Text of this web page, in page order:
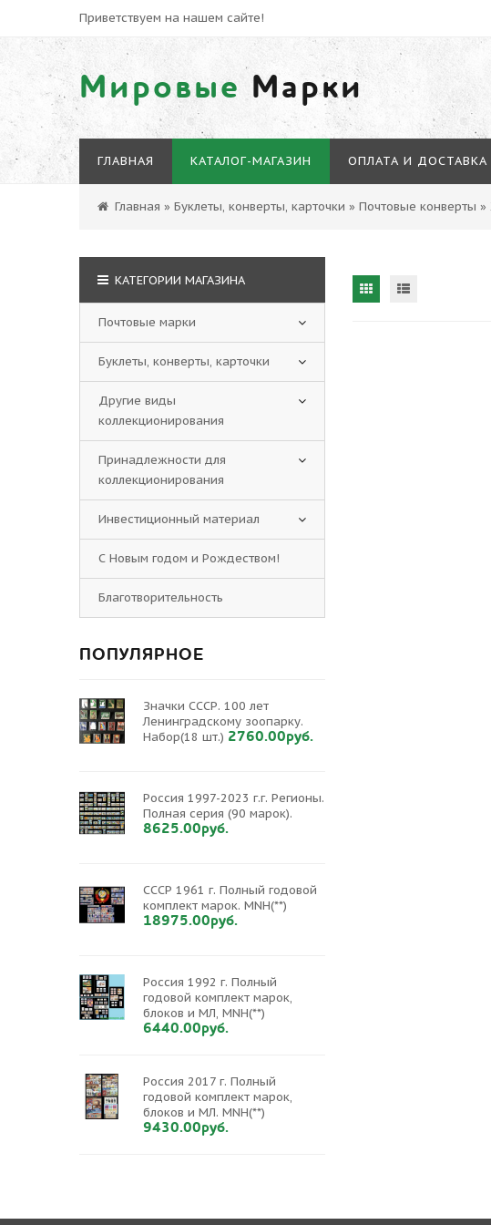
Приветствуем на нашем сайте!
Мировые Марки
ГЛАВНАЯ КАТАЛОГ-МАГАЗИН ОПЛАТА И ДОСТАВКА
Главная » Буклеты, конверты, карточки » Почтовые конверты »
КАТЕГОРИИ МАГАЗИНА
Почтовые марки
Буклеты, конверты, карточки
Другие виды
коллекционирования
Принадлежности для
коллекционирования
Инвестиционный материал
С Новым годом и Рождеством!
Благотворительность
ПОПУЛЯРНОЕ
Значки СССР. 100 лет
Ленинградскому зоопарку.
Набор(18 шт.) 2760.00руб.
Россия 1997-2023 г.г. Регионы.
Полная серия (90 марок).
8625.00руб.
СССР 1961 г. Полный годовой
комплект марок. MNH(**)
18975.00руб.
Россия 1992 г. Полный
годовой комплект марок,
блоков и МЛ, MNH(**)
6440.00руб.
Россия 2017 г. Полный
годовой комплект марок,
блоков и МЛ. MNH(**)
9430.00руб.